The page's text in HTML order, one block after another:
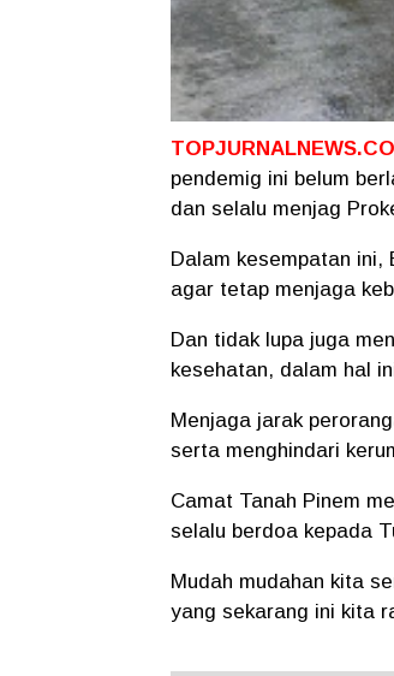
pendemig ini belum
dan selalu menjag
Dalam kesempatan ini,
agar tetap menjaga
Dan tidak lupa juga
kesehatan, dalam hal
Menjaga jarak
serta menghindari
Camat Tanah Pinem
selalu berdoa kepada
Mudah mudahan kita
yang sekarang ini kita